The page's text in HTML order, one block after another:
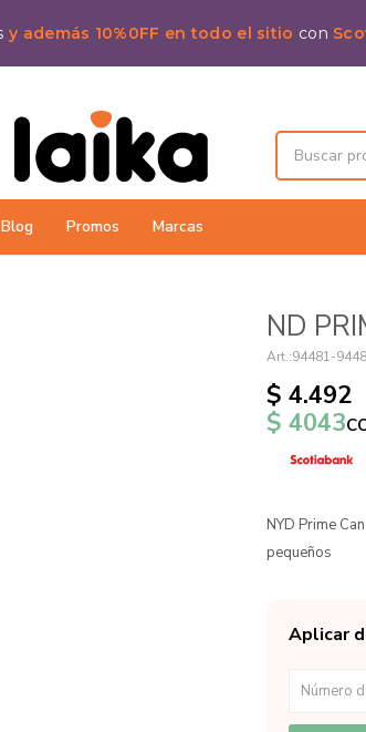
y además 10%0FF en todo el sitio con
Blog Promos Marcas
ND
94481-
$ 4.492
$ 4043
NYD Prime
pequeños
Aplicar